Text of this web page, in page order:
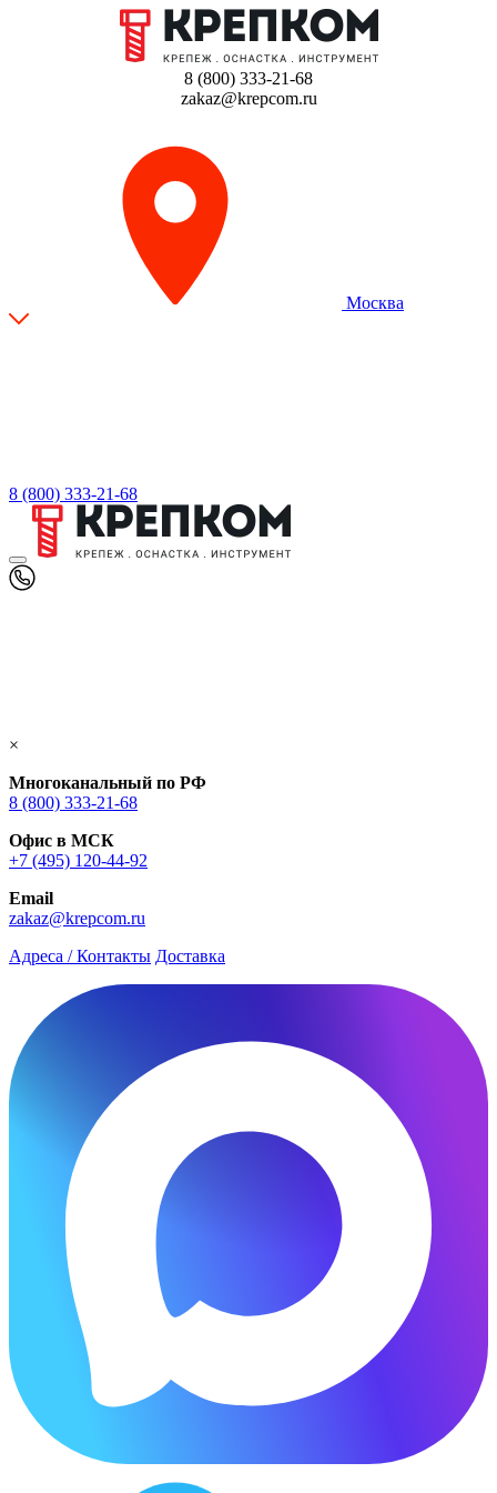
8 (800) 333-21-68
zakaz@krepcom.ru
Москва
8 (800) 333-21-68
×
Многоканальный по РФ
8 (800) 333‑21-68
Офис в МСК
+7 (495) 120-44-92
Email
zakaz@krepcom.ru
Адреса / Контакты Доставка